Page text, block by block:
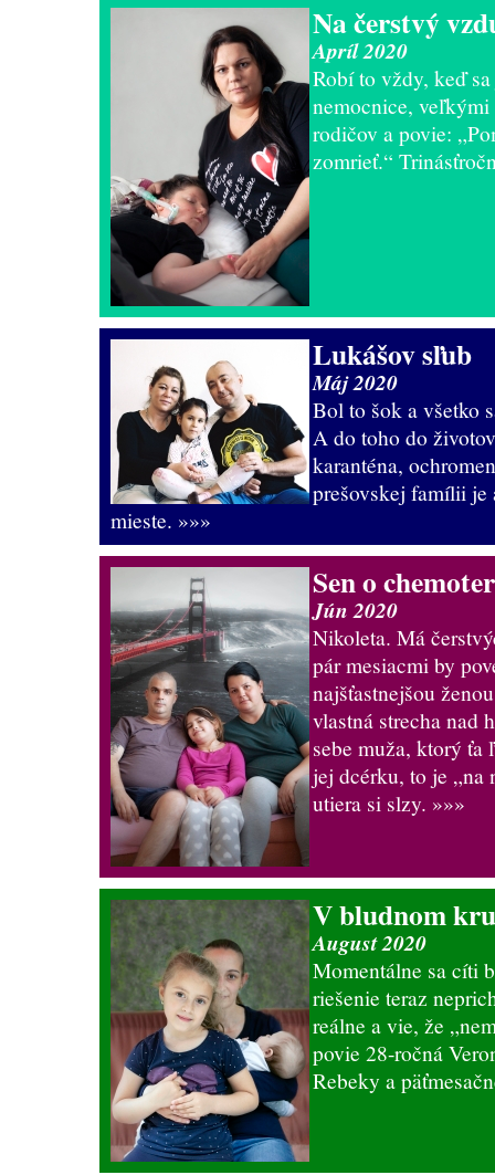
Na čerstvý
Apríl 2020
Robí to vždy, keď
nemocnice,
rodičov a povie:
zomrieť.“
Lukášov sľub
Máj 2020
Bol to šok a všetko
A do toho do
karanténa,
prešovskej famílii je
mieste. »»»
Sen o
Jún 2020
Nikoleta. Má
pár mesiacmi by
najšťastnejšou
vlastná strecha nad
sebe muža, ktorý ťa
jej dcérku, to je „na
utiera si slzy. »»»
V bludnom
August 2020
Momentálne sa cíti
riešenie teraz
reálne a vie, že
povie 28-ročná
Rebeky a